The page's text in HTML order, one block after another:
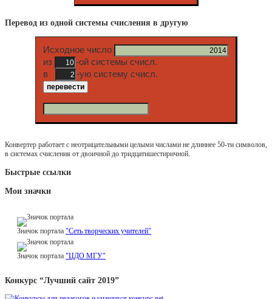
Перевод из одной системы счисления в другую
Исходное число
из
-ой системы счисл.
в
-ую систему счисл.
Конвертер работает с неотрицательными целыми числами не длиннее 50-ти символов,
в системах счисления от двоичной до тридцатишестиричной.
Быстрые ссылки
Мои значки
Значок портала "Сеть творческих учителей"
Значок портала "ЦДО МГУ"
Конкурс “Лучший сайт 2019”